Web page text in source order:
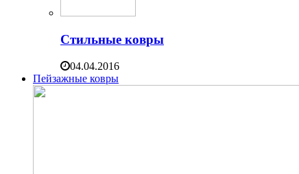
Стильные ковры
04.04.2016
Пейзажные ковры